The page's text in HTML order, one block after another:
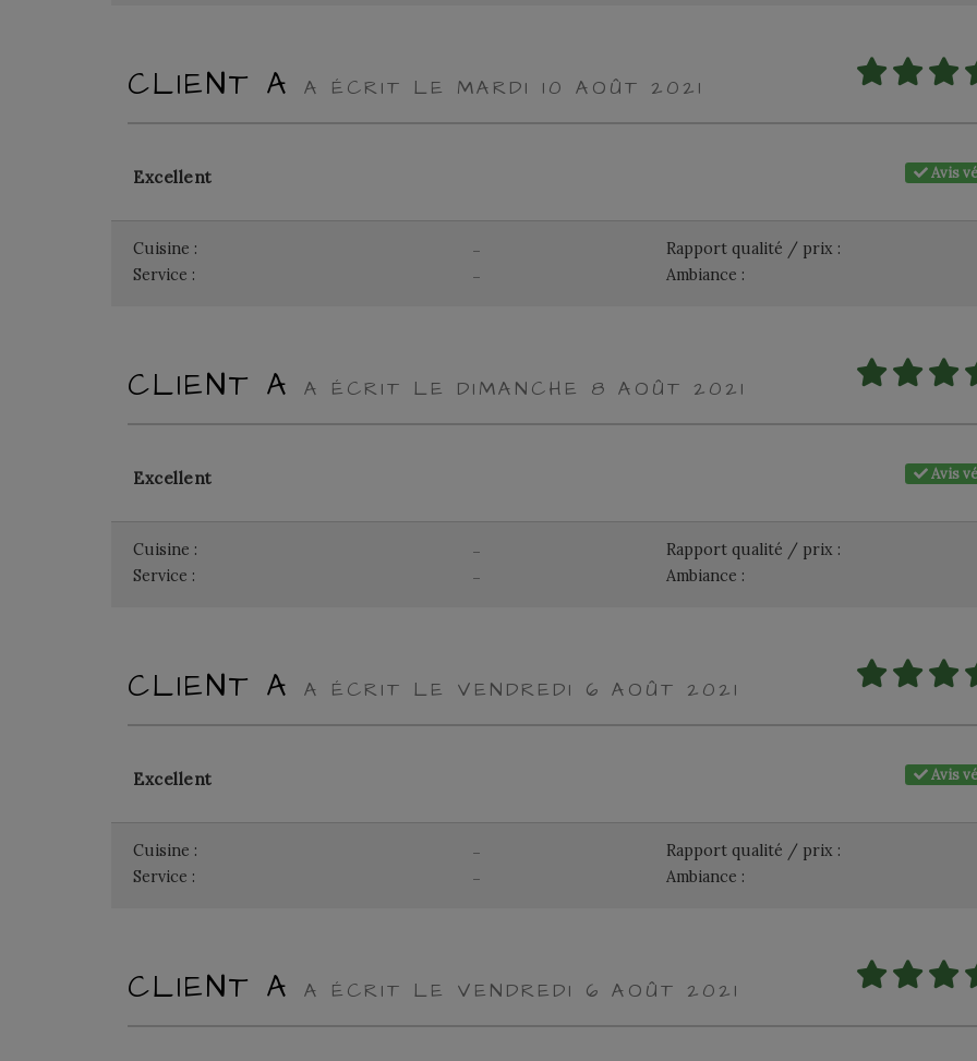
CLIENT A A ÉCRIT LE MARDI 10 AOÛT 2021
Avis
Excellent
-
Cuisine : Rapport qualité / prix :
-
Service : Ambiance :
CLIENT A A ÉCRIT LE DIMANCHE 8 AOÛT 2021
Avis
Excellent
-
Cuisine : Rapport qualité / prix :
-
Service : Ambiance :
CLIENT A A ÉCRIT LE VENDREDI 6 AOÛT 2021
Avis
Excellent
-
Cuisine : Rapport qualité / prix :
-
Service : Ambiance :
CLIENT A A ÉCRIT LE VENDREDI 6 AOÛT 2021